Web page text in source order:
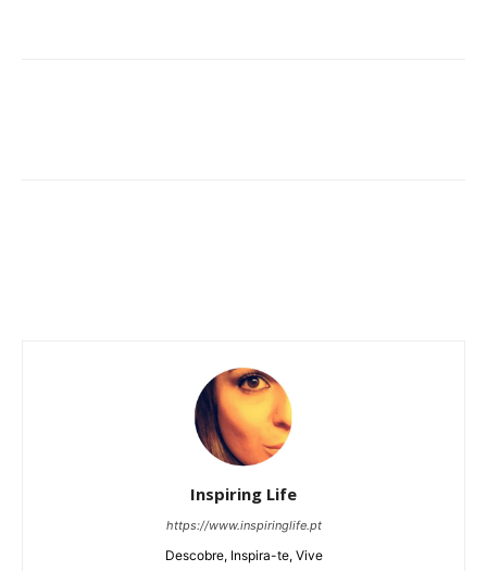
Inspiring Life
https://www.inspiringlife.pt
Descobre, Inspira-te, Vive